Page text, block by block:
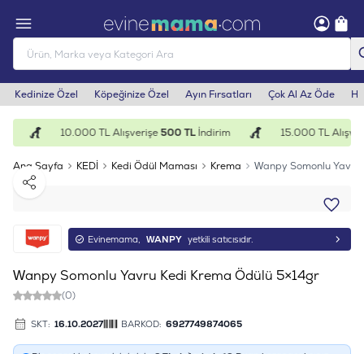
Kedinize Özel Köpeğinize Özel Ayın Fırsatları Çok Al Az Öde
10.000 TL Alışverişe500 TLİndirim 15.000 TL
Ana Sayfa KEDİ Kedi Ödül Maması Krema
Wanpy Somonlu
Paylaş
Evinemama, WANPY yetkili satıcısıdır.
Wanpy Somonlu Yavru Kedi Krema Ödülü 5×14gr
(0)
SKT: 16.10.2027 BARKOD: 6927749874065